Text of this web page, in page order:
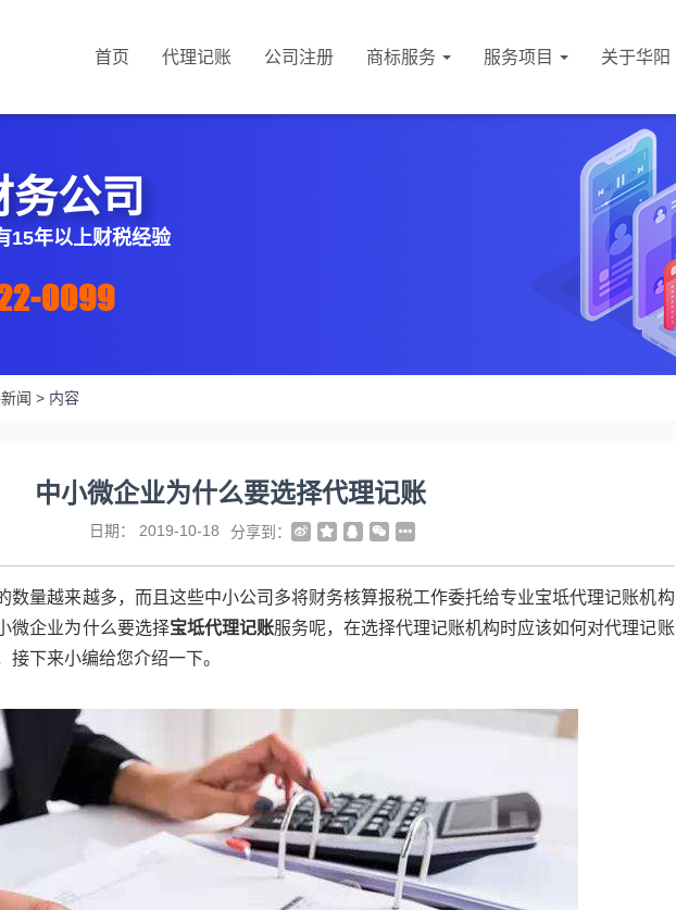
首页 代理记账 公司注册 商标服务 服务项目 关于华阳
务公司
15年以上财税经验
0099
闻 > 内容
中小微企业为什么要选择代理记账
日期： 2019-10-18 分享到：
数量越来越多，而且这些中小公司多将财务核算报税工作委托给专业宝坻代理记账机构
微企业为什么要选择宝坻代理记账服务呢，在选择代理记账机构时应该如何对代理记账
下来小编给您介绍一下。